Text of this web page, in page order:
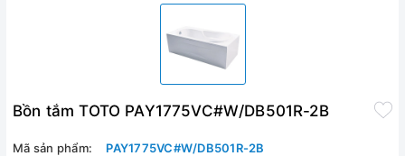
Bồn tắm TOTO PAY1775VC#W/DB501R-2B
Mã sản phẩm:
PAY1775VC#W/DB501R-2B